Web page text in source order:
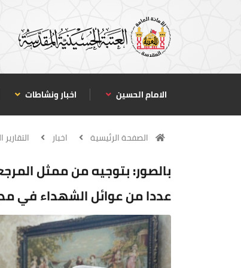
الامام الحسين اخبار ونشاطات
الصفحة الرئيسية اخبار
بالصور: بتوجيه من ممثل
عددا من عوائل الشهداء في